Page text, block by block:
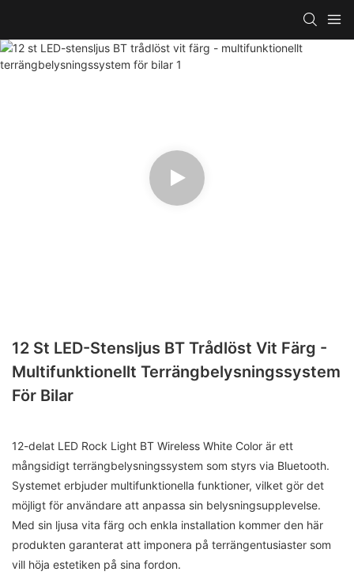
12 St LED-Stensljus BT Trådlöst Vit Färg -
Multifunktionellt Terrängbelysningssystem
För Bilar
12-delat LED Rock Light BT Wireless White Color är ett
mångsidigt terrängbelysningssystem som styrs via Bluetooth.
Systemet erbjuder multifunktionella funktioner, vilket gör det
möjligt för användare att anpassa sin belysningsupplevelse.
Med sin ljusa vita färg och enkla installation kommer den här
produkten garanterat att imponera på terrängentusiaster som
vill höja estetiken på sina fordon.